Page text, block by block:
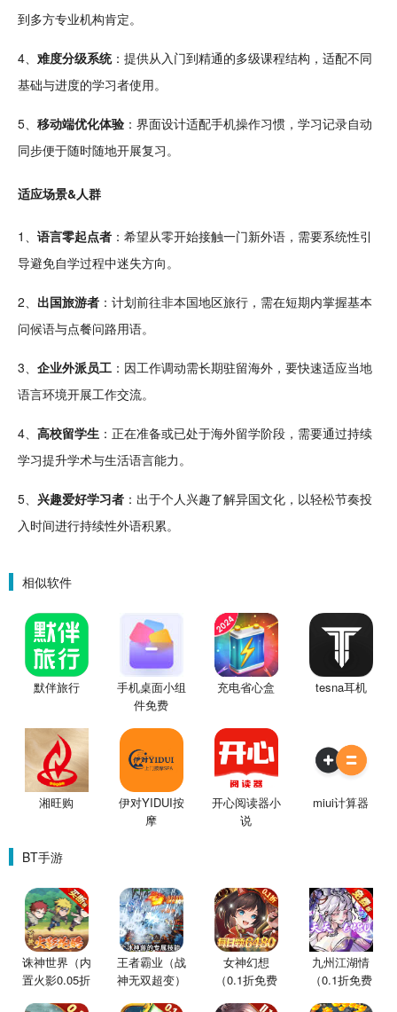
到多方专业机构肯定。
4、 难度分级系统：提供从入门到精通的多级课程结构，适配不同
基础与进度的学习者使用。
5、 移动端优化体验 ：界面设计适配手机操作习惯，学习记录自动
同步便于随时随地开展复习。
适应场景&人群
1、 语言零起点者 ：希望从零开始接触一门新外语，需要系统性引
导避免自学过程中迷失方向。
2、 出国旅游者 ： 计划前往非本国地区旅行 ，需在短期内掌握基本
问候语与点餐问路用语。
3、 企业外派员工 ：因工作调动需长期驻留海外，要快速适应当地
语言环境开展工作交流。
4、 高校留学生 ：正在准备或已处于海外留学阶段，需要通过持续
学习提升学术与生活语言能力。
5、 兴趣爱好学习者 ：出于个人兴趣了解异国文化，以轻松节奏投
入时间进行持续性外语积累。
相似软件
默伴旅行
手机桌面小组
件免费
充电省心盒 tesna耳机
湘旺购
伊对YIDUI按
摩
开心阅读器小
说
miui计算器
BT手游
诛神世界（内
置火影0.05折
王者霸业（战
神无双超变）
女神幻想
（0.1折免费
九州江湖情
（0.1折免费